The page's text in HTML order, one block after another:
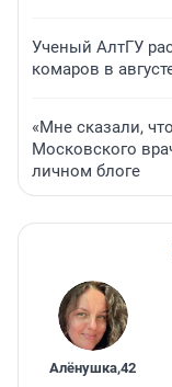
Ученый АлтГУ
комаров в
«Мне сказали,
Московского
личном блоге
Алёнушка,42